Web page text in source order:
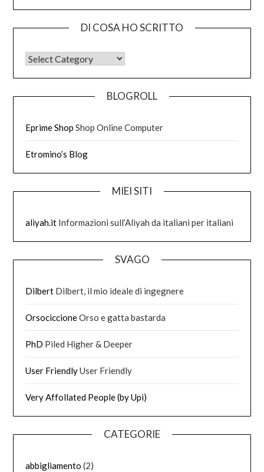
DI COSA HO SCRITTO
DI COSA HO SCRITTO
BLOGROLL
Eprime Shop Shop Online Computer
Etromino’s Blog
MIEI SITI
aliyah.it Informazioni sull’Aliyah da italiani per italiani
SVAGO
Dilbert Dilbert, il mio ideale di ingegnere
OrsociccioneOrso e gatta bastarda
PhD Piled Higher & Deeper
User FriendlyUser Friendly
Very Affollated People (by Upi)
CATEGORIE
abbigliamento (2)